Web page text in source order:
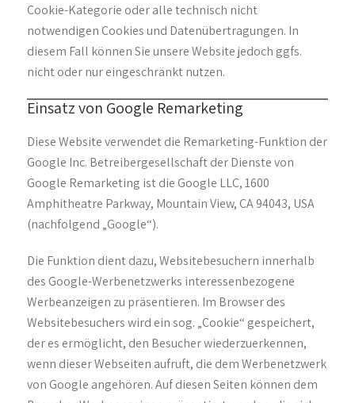
Cookie-Kategorie oder alle technisch nicht
notwendigen Cookies und Datenübertragungen. In
diesem Fall können Sie unsere Website jedoch ggfs.
nicht oder nur eingeschränkt nutzen.
Einsatz von Google Remarketing
Diese Website verwendet die Remarketing-Funktion der
Google Inc. Betreibergesellschaft der Dienste von
Google Remarketing ist die Google LLC, 1600
Amphitheatre Parkway, Mountain View, CA 94043, USA
(nachfolgend „Google“).
Die Funktion dient dazu, Websitebesuchern innerhalb
des Google-Werbenetzwerks interessenbezogene
Werbeanzeigen zu präsentieren. Im Browser des
Websitebesuchers wird ein sog. „Cookie“ gespeichert,
der es ermöglicht, den Besucher wiederzuerkennen,
wenn dieser Webseiten aufruft, die dem Werbenetzwerk
von Google angehören. Auf diesen Seiten können dem